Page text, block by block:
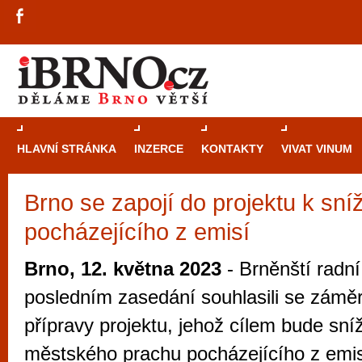
HLAVNÍ STRÁNKA INZERCE KONTAKTY VIVAT VINUM
Brno se zapojí do projektu k
pocházejícího z emisí
Brno, 12. května 2023 - Brněnští
posledním zasedání souhlasili se
přípravy projektu, jehož cílem bude
městského prachu pocházejícího z
Průvodce
Brně: Od
Brno je
zajímavé
restaurace,
Mimo jiné je ale také místem, kde si